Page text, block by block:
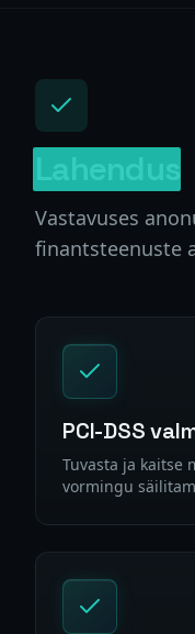
Vastavuses
finantsteenuste
PCI-DSS
Tuvasta ja kaitse
vormingu